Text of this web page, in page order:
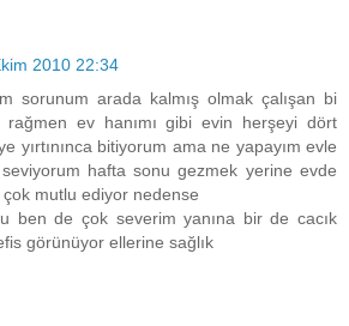
2010 22:34
sorunum arada kalmış olmak çalışan bi
rağmen ev hanımı gibi evin herşeyi dört
yırtınınca bitiyorum ama ne yapayım evle
hafta sonu gezmek yerine evde
mutlu ediyor nedense
ben de çok severim yanına bir de cacık
görünüyor ellerine sağlık